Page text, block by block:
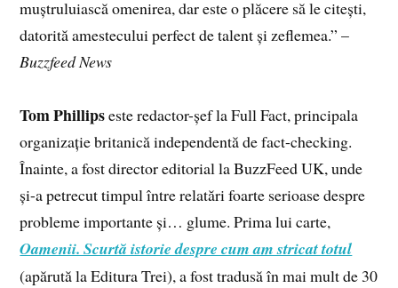
muștruluiască omenirea, dar este o plăcere să le citești,
datorită amestecului perfect de talent și zeflemea.” –
Buzzfeed News
Tom Phillipseste redactor-șef la Full Fact, principala
organizație britanică independentă de fact-checking.
Înainte, a fost director editorial la BuzzFeed UK, unde
și-a petrecut timpul între relatări foarte serioase despre
probleme importante și… glume. Prima lui carte,
Oamenii. Scurtă istorie despre cum am stricat totul
(apărută la Editura Trei), a fost tradusă în mai mult de 30